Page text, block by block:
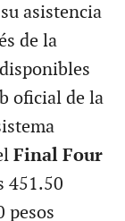
asistencia
de la
oficial de la
Final Four
451.50
pesos